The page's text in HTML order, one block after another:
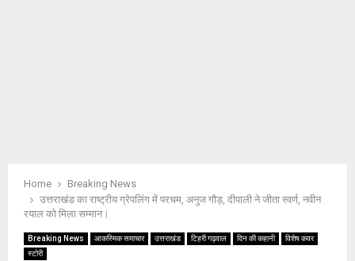
Home
Breaking News
उत्तराखंड का राष्ट्रीय ग्रेपलिंग में परचम, अनुज गौड़, दीपाली ने जीता स्वर्ण, नवीन
रयाल को मिला सम्मान।
Breaking News आकस्मिक समाचार उत्तराखंड टिहरी गढ़वाल दिन की कहानी
विशेष कवर
स्टोरी